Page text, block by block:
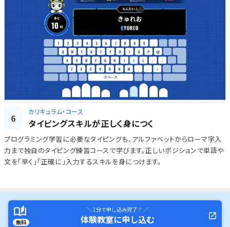
6
カリキュラム・コース
タイピングスキルが正しく身につく
プログラミング学習に必要なタイピングも、アルファベットからローマ字入
力まで独自のタイピング練習コースで学びます。正しいポジションで単語や
文を「早く」「正確に」入力するスキルを身につけます。
無料
＼ 1分で申し込み完了！ ／
体験教室に申し込む